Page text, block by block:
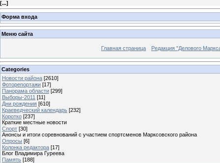
[...]
Форма входа
Меню сайта
Главная страница Редакция "Делового
Categories
Новости района [2610]
Фоторепортажи [17]
Панорама области [299]
Выборы-2011 [11]
Дни рождения [610]
Краеведческий календарь [232]
Коротко [237]
Краткие местные новости
Спорт [30]
Анонсы и итоги соревнований с участием спортсменов Марксовского района
Опросы [6]
Колонка редактора [17]
Блог Владимира Гуреева
Память [188]